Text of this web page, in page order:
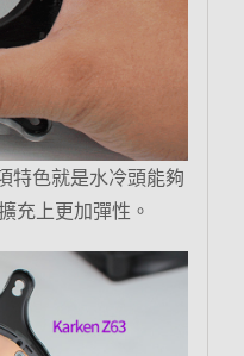
特色就是水冷頭能夠
充上更加彈性。